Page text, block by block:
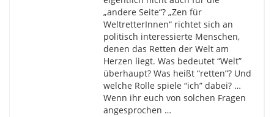
„andere Seite“? „Zen für
WeltretterInnen“ richtet sich an
politisch interessierte Menschen,
denen das Retten der Welt am
Herzen liegt. Was bedeutet “Welt”
überhaupt? Was heißt “retten”? Und
welche Rolle spiele “ich” dabei? …
Wenn ihr euch von solchen Fragen
angesprochen …